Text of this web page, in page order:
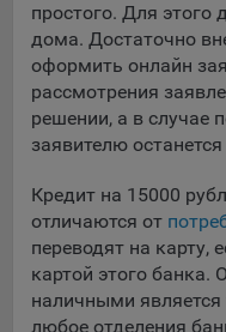
простого. Для этого
дома. Достаточно
оформить онлайн
рассмотрения
решении, а в случае
заявителю
Кредит на 15000
отличаются от
переводят на карту,
картой этого банка.
наличными является
любое отделения